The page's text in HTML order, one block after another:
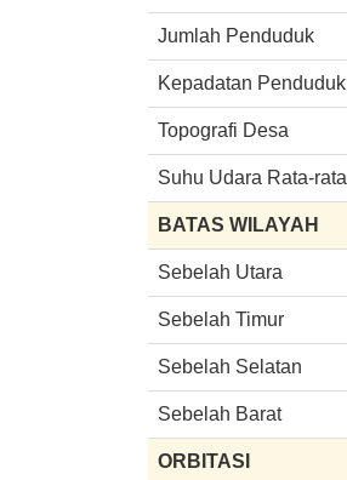
Jumlah Penduduk
Kepadatan Penduduk
Topografi Desa
Suhu Udara Rata-rata
BATAS WILAYAH
Sebelah Utara
Sebelah Timur
Sebelah Selatan
Sebelah Barat
ORBITASI